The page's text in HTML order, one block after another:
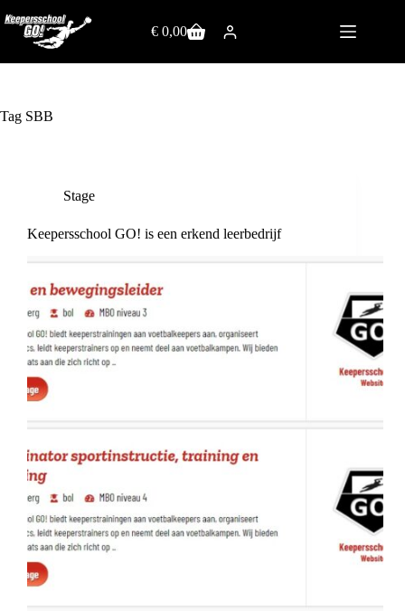
€ 0,00
Tag SBB
Stage
Keepersschool GO! is een erkend leerbedrijf